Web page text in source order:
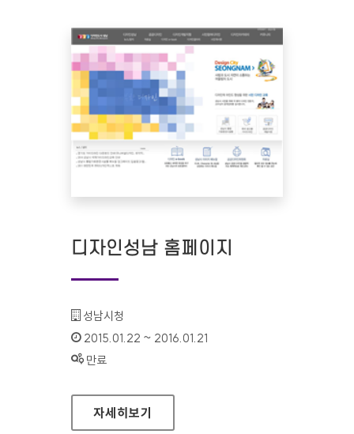
디자인성남 홈페이지
기관명 :
성남시청
인증기간 :
2015.01.22 ~ 2016.01.21
상태 :
만료
디자인성남 홈페이지
자세히보기